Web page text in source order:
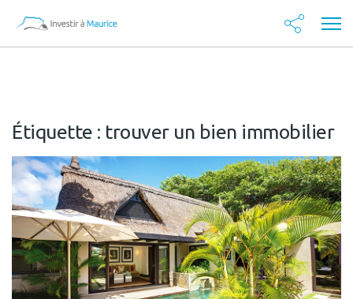
Étiquette : trouver un bien immobilier